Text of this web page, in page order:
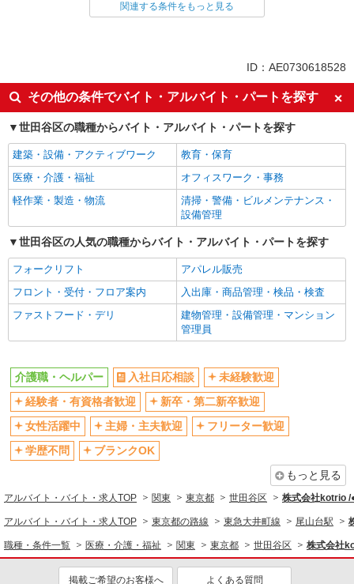
同じ雇用形態から尾山台駅の求人を探す
入社日応相談
未経験歓迎
経験者・有資格者歓迎
新卒・第二新卒歓迎
女性活躍中
主婦・主夫歓迎
フリーター歓迎
学歴不問
ブランクOK
ミドル（40代～）活躍中
エルダー（50代～）活躍中
シニア（60代～）活躍中
高収入・高額
ボーナス・賞与あり
昇給あり
完全週休2日制
フルタイム歓迎
禁煙・分煙
駅直結・駅チカ
車通勤OK
バイク通勤OK
自転車通勤OK
残業少なめ（月20h未満）
交通費支給
社会保険あり
産休・育休取得実績あり
退職金・財形貯蓄制度あり
各種手当（家族・役職・インセン
ティブなど）あり
制服貸与
研修制度あり
資格取得支援制度あり
医療・介護・福祉
介護職・ヘルパー
同じ特徴から求人を探す
ミドル（40代～）活躍中
関連する条件をもっと見る
ID：AE0730618528
その他の条件でバイト・アルバイト・パートを探す
世田谷区の職種からバイト・アルバイト・パートを探す
建築・設備・アクティブワーク
教育・保育
医療・介護・福祉
オフィスワーク・事務
軽作業・製造・物流
清掃・警備・ビルメンテナンス・
設備管理
世田谷区の人気の職種からバイト・アルバイト・パートを探す
フォークリフト
アパレル販売
フロント・受付・フロア案内
入出庫・商品管理・検品・検査
ファストフード・デリ
建物管理・設備管理・マンション
管理員
介護職・ヘルパー 入社日応相談
未経験歓迎
経験者・有資格者歓迎
新卒・第二新卒歓迎
女性活躍中
主婦・主夫歓迎
フリーター歓迎
学歴不問
ブランクOK
もっと見る
アルバイト・バイト・求人TOP 関東 東京都 世田谷区 株式会社kotrio /
アルバイト・バイト・求人TOP 東京都の路線 東急大井町線 尾山台駅
職種・条件一覧 医療・介護・福祉 関東 東京都 世田谷区 株式会社
掲載ご希望のお客様へ よくある質問